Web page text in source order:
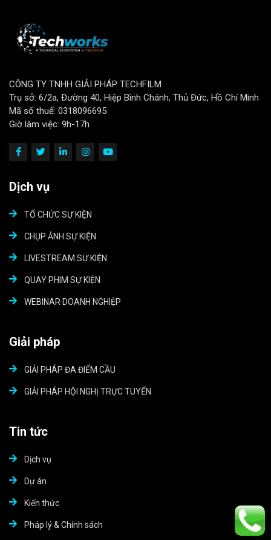
CÔNG TY TNHH GIẢI PHÁP TECHFILM
Trụ sở: 6/2a, Đường 40, Hiệp Bình Chánh, Thủ Đức, Hồ Chí Minh
Mã số thuế: 0318096695
Giờ làm việc: 9h-17h
Dịch vụ
TỔ CHỨC SỰ KIỆN
CHỤP ẢNH SỰ KIỆN
LIVESTREAM SỰ KIỆN
QUAY PHIM SỰ KIỆN
WEBINAR DOANH NGHIỆP
Giải pháp
GIẢI PHÁP ĐA ĐIỂM CẦU
GIẢI PHÁP HỘI NGHỊ TRỰC TUYẾN
Tin tức
Dịch vụ
Dự án
Kiến thức
Pháp lý & Chính sách